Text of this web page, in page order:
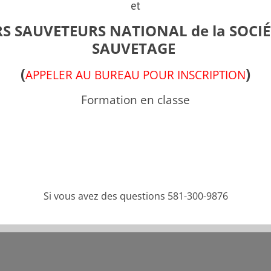
et
SAUVETEURS NATIONAL de la
SAUVETAGE
(APPELER AU BUREAU POUR INSCRIPTION)
Formation en classe
Si vous avez des questions 581-300-9876